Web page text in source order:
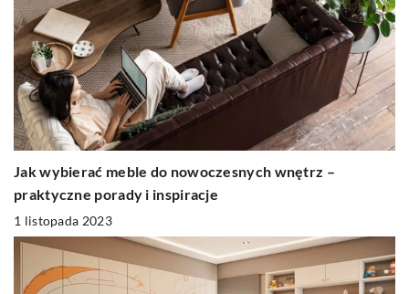
Jak wybierać meble do nowoczesnych wnętrz –
praktyczne porady i inspiracje
1 listopada 2023